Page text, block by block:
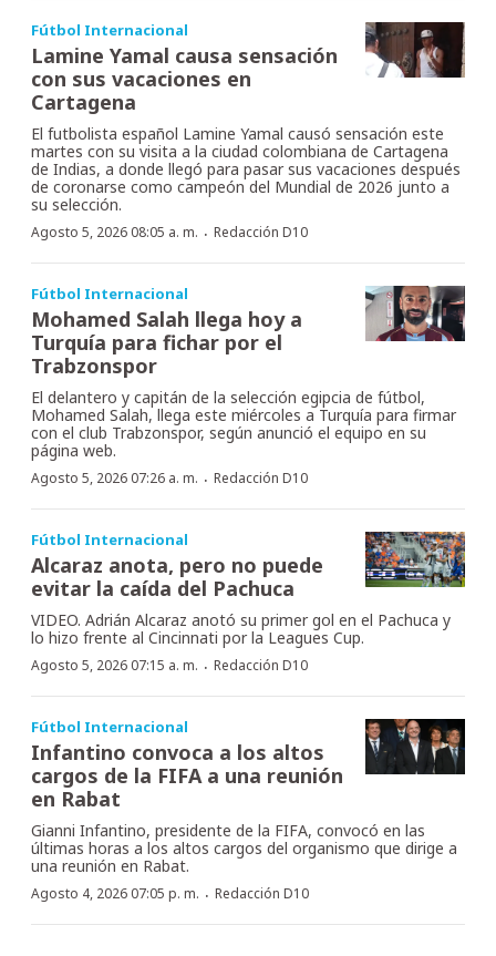
Fútbol Internacional
Lamine Yamal causa sensación
con sus vacaciones en
Cartagena
El futbolista español Lamine Yamal causó sensación este
martes con su visita a la ciudad colombiana de Cartagena
de Indias, a donde llegó para pasar sus vacaciones después
de coronarse como campeón del Mundial de 2026 junto a
su selección.
Agosto 5, 2026 08:05 a. m. · Redacción D10
Fútbol Internacional
Mohamed Salah llega hoy a
Turquía para fichar por el
Trabzonspor
El delantero y capitán de la selección egipcia de fútbol,
Mohamed Salah, llega este miércoles a Turquía para firmar
con el club Trabzonspor, según anunció el equipo en su
página web.
Agosto 5, 2026 07:26 a. m. · Redacción D10
Fútbol Internacional
Alcaraz anota, pero no puede
evitar la caída del Pachuca
VIDEO. Adrián Alcaraz anotó su primer gol en el Pachuca y
lo hizo frente al Cincinnati por la Leagues Cup.
Agosto 5, 2026 07:15 a. m. · Redacción D10
Fútbol Internacional
Infantino convoca a los altos
cargos de la FIFA a una reunión
en Rabat
Gianni Infantino, presidente de la FIFA, convocó en las
últimas horas a los altos cargos del organismo que dirige a
una reunión en Rabat.
Agosto 4, 2026 07:05 p. m. · Redacción D10